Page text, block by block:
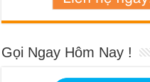
Gọi Ngay Hôm Nay !